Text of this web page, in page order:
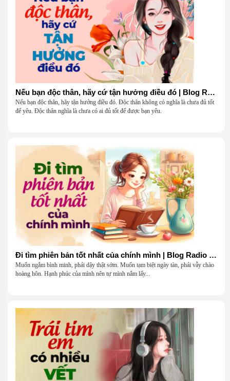
Nếu bạn độc thân, hãy cứ tận hưởng điều đó | Blog Radio 904
Nếu bạn độc thân, hãy tận hưởng điều đó. Độc thân không có nghĩa là chưa đủ tốt
để yêu. Độc thân nghĩa là chưa có ai đủ tốt để được bạn yêu.
Đi tìm phiên bản tốt nhất của chính mình | Blog Radio 903
Muốn ngắm bình minh, phải dậy thật sớm. Muốn tạm biệt ngày tàn, phải vẫy chào
hoàng hôn. Hạnh phúc của mình nên tự mình nắm lấy...